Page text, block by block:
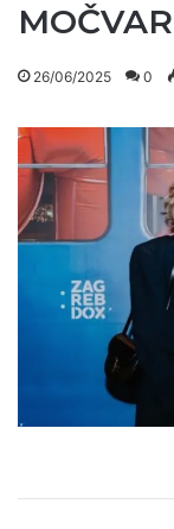
26/06/2025 0